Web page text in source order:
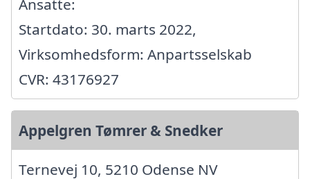
Ansatte:
Startdato: 30. marts 2022,
Virksomhedsform: Anpartsselskab
CVR: 43176927
Appelgren Tømrer & Snedker
Ternevej 10, 5210 Odense NV